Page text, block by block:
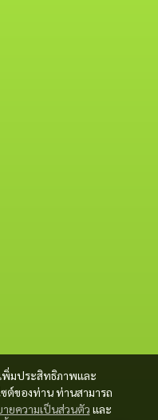
พิ่มประสิทธิภาพและ
ต์ของท่าน ท่านสามารถ
ายความเป็นส่วนตัว และ